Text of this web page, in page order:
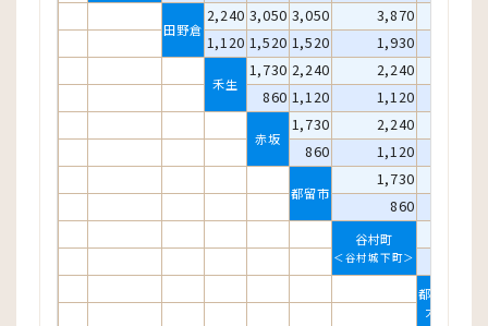
田野倉
2,240 3,050 3,050 3,870
1,120 1,520 1,520 1,930
禾生
1,730 2,240 2,240
860 1,120 1,120
赤坂
1,730 2,240
860
1,120
都留市
1,730
860
谷村町
＜谷村城下町＞
都留文科
大学前